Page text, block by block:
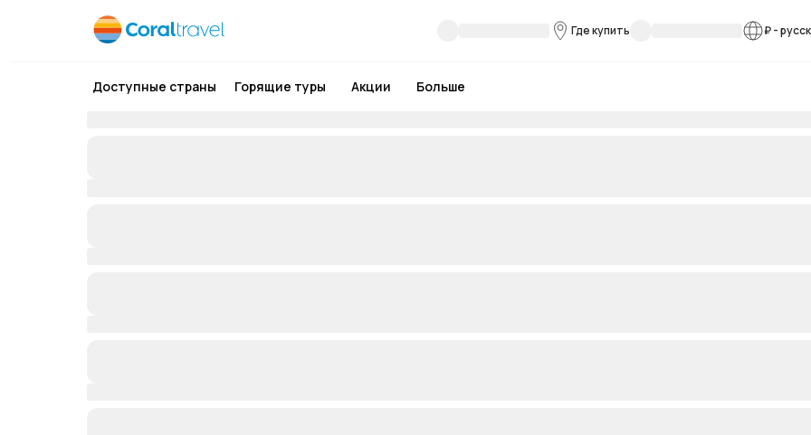
Где купить ₽-
Доступные страны Горящие туры Акции Больше